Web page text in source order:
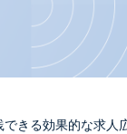
きる効果的な求人